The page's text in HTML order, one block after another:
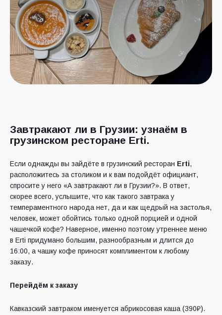
Завтракают ли в Грузии: узнаём в
грузинском ресторане Erti.
Если однажды вы зайдёте в грузинский ресторан Erti,
расположитесь за столиком и к вам подойдёт официант,
спросите у него «А завтракают ли в Грузии?». В ответ,
скорее всего, услышите, что как такого завтрака у
темпераментного народа нет, да и как щедрый на застолья,
человек, может обойтись только одной порцией и одной
чашечкой кофе? Наверное, именно поэтому утреннее меню
в Erti придумано большим, разнообразным и длится до
16:00, а чашку кофе приносят комплиментом к любому
заказу.
Перейдём к заказу
Кавказский завтраком именуется абрикосовая каша (390₽).